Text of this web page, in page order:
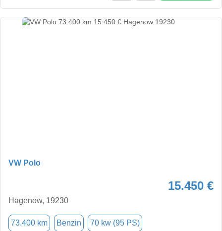
VW Polo
15.450 €
Hagenow, 19230
73.400 km Benzin 70 kw (95 PS)